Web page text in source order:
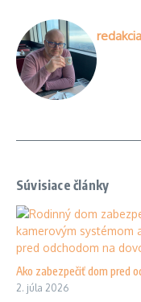
redakcia
Súvisiace články
Ako zabezpečiť dom pred
2. júla 2026